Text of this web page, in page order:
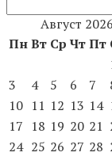
Август 2026
ПнВт Ср ЧтПт
3
4 5 6 7
10 11 12 13 14
17 18 19 20 21
24 25 26 27 28